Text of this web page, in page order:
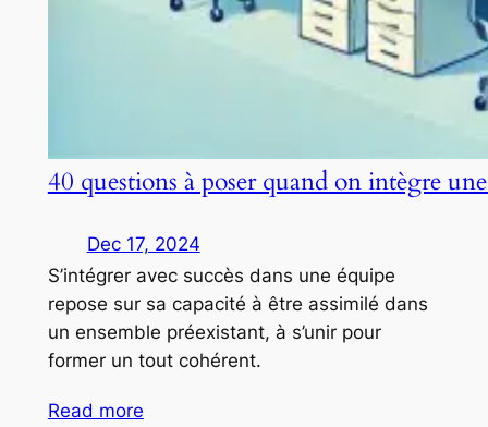
40 questions à poser quand on intègre
Dec 17, 2024
S’intégrer avec succès dans une équipe
repose sur sa capacité à être assimilé dans
un ensemble préexistant, à s’unir pour
former un tout cohérent.
Read more